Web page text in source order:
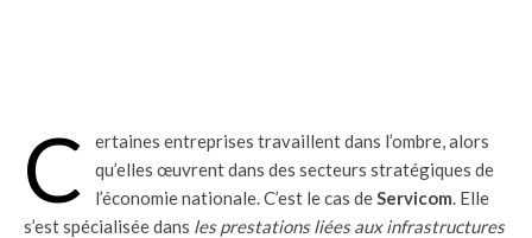
C
ertaines entreprises travaillent dans l’ombre, alors
qu’elles œuvrent dans des secteurs stratégiques de
l’économie nationale. C’est le cas de Servicom . Elle
s’est spécialisée dans les prestations liées aux infrastructures